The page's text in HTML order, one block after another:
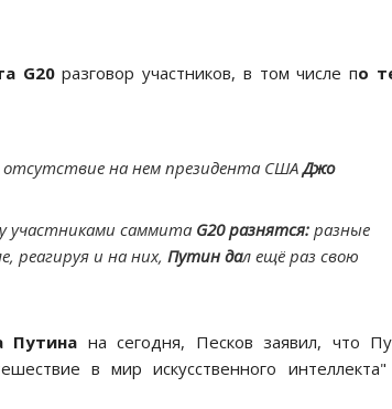
G20разговор участников, в том числе по
отсутствие на нем президента СШАДжо
участниками саммита G20 разнятся: разные
реагируя и на них, Путин дал ещё раз свою
Путина на сегодня, Песков заявил, что
в мир искусственного